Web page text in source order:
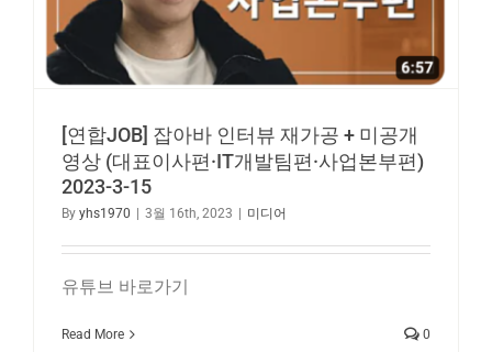
[연합JOB] 잡아바 인터뷰 재가공 + 미공개
영상 (대표이사편·IT개발팀편·사업본부편)
2023-3-15
By yhs1970 3월 16th, 2023 미디어
유튜브 바로가기
Read More 0